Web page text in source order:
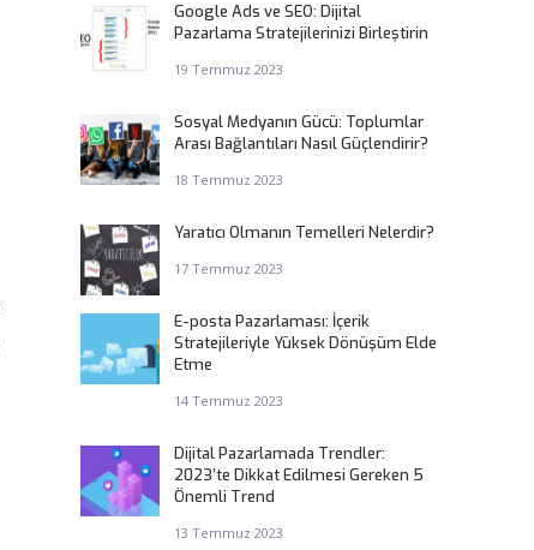
Google Ads ve SEO: Dijital
Pazarlama Stratejilerinizi Birleştirin
19 Temmuz 2023
Sosyal Medyanın Gücü: Toplumlar
Arası Bağlantıları Nasıl Güçlendirir?
18 Temmuz 2023
Yaratıcı Olmanın Temelleri Nelerdir?
17 Temmuz 2023
E-posta Pazarlaması: İçerik
Stratejileriyle Yüksek Dönüşüm Elde
Etme
14 Temmuz 2023
Dijital Pazarlamada Trendler:
2023’te Dikkat Edilmesi Gereken 5
Önemli Trend
13 Temmuz 2023